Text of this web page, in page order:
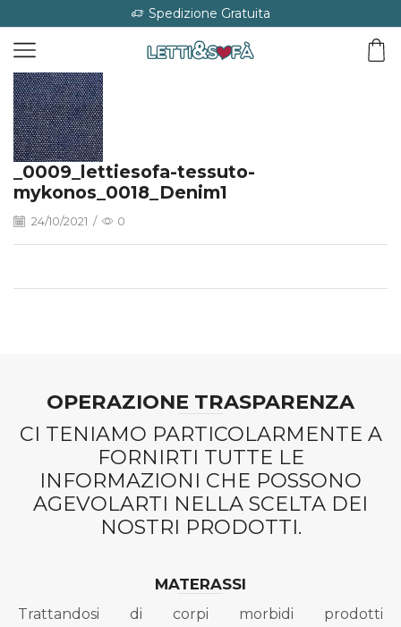
Spedizione Gratuita
_0009_lettiesofa-tessuto-
mykonos_0018_Denim1
24/10/2021 / 0
OPERAZIONE TRASPARENZA
CI TENIAMO PARTICOLARMENTE A
FORNIRTI TUTTE LE
INFORMAZIONI CHE POSSONO
AGEVOLARTI NELLA SCELTA DEI
NOSTRI PRODOTTI.
MATERASSI
Trattandosi di corpi morbidi prodotti